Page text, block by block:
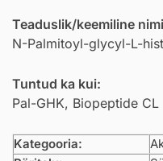
Teaduslik/keemiline
N-Palmitoyl-glycyl-L-
Tuntud ka kui:
Pal-GHK, Biopeptide CL
Kategooria: